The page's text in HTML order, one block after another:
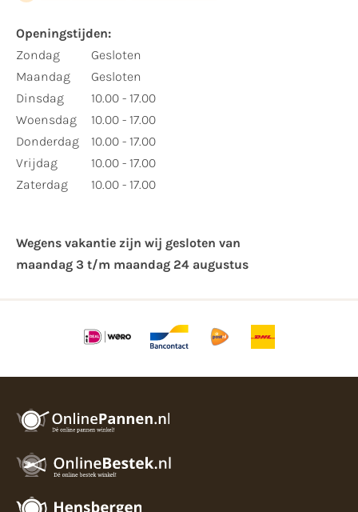
Openingstijden:
Zondag
Maandag
Dinsdag
Woensdag
Donderdag
Vrijdag
Zaterdag
Gesloten
Gesloten
10.00 - 17.00
10.00 - 17.00
10.00 - 17.00
10.00 - 17.00
10.00 - 17.00
Wegens vakantie zijn wij gesloten van ​
maandag 3 t/m maandag 24 augustus